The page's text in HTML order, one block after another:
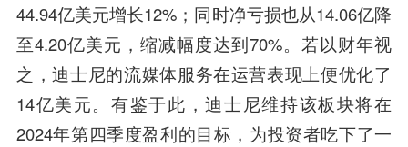
44.94亿美元增长12%；同时净亏损也从14.06亿降
至4.20亿美元，缩减幅度达到70%。若以财年视
之，迪士尼的流媒体服务在运营表现上便优化了
14亿美元。有鉴于此，迪士尼维持该板块将在
2024年第四季度盈利的目标，为投资者吃下了一